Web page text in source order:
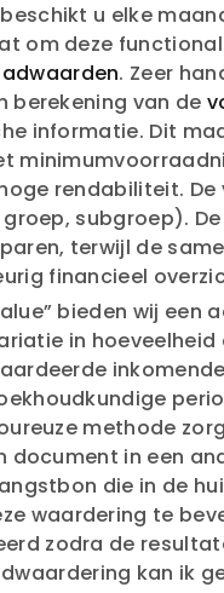
u elke
om deze
. Zeer
berekening van de
informatie. Dit
rendabiliteit.
subgroep).
terwijl de
financieel
bieden wij een
in
methode
document in een
die in de
waardering te
zodra de
kan ik